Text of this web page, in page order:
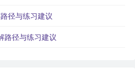
径与练习建议
路径与练习建议